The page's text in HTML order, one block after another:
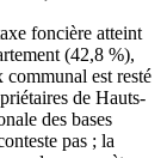
foncière atteint
(42,8 %),
est resté
de Hauts-
des bases
pas ; la